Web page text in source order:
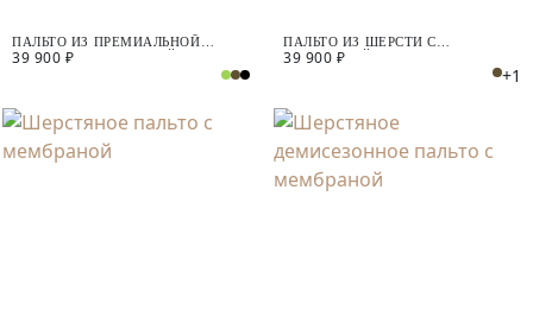
ПАЛЬТО ИЗ ПРЕМИАЛЬНОЙ
ШЕРСТИ С МЕМБРАНОЙ И
39 900 ₽
ПАЛЬТО ИЗ ШЕРСТИ С
МЕМБРАНОЙ
39 900 ₽
+1